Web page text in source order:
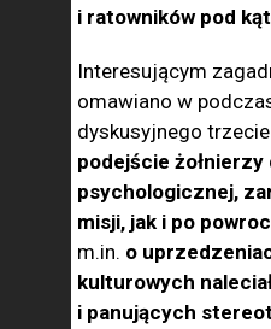
i ratowników pod
Interesującym
omawiano w
dyskusyjnego
podejście żołnierzy
psychologicznej,
misji, jak i po
m.in. o
kulturowych
i panujących